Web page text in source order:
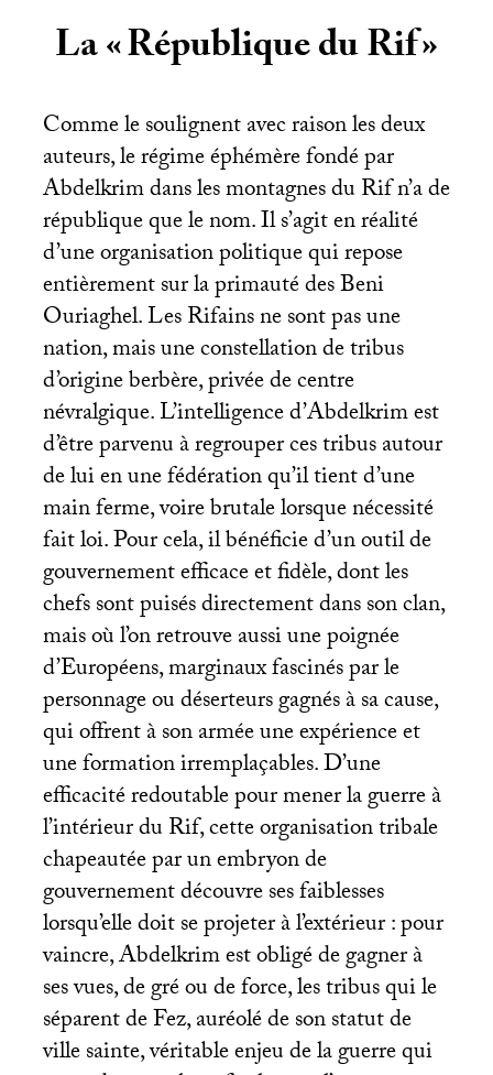
La «République du Rif»
Comme le soulignent avec raison les deux
auteurs, le régime éphémère fondé par
Abdelkrim dans les montagnes du Rif n’a de
république que le nom. Il s’agit en réalité
d’une organisation politique qui repose
entièrement sur la primauté des Beni
Ouriaghel. Les Rifains ne sont pas une
nation, mais une constellation de tribus
d’origine berbère, privée de centre
névralgique. L’intelligence d’Abdelkrim est
d’être parvenu à regrouper ces tribus autour
de lui en une fédération qu’il tient d’une
main ferme, voire brutale lorsque nécessité
fait loi. Pour cela, il bénéficie d’un outil de
gouvernement efficace et fidèle, dont les
chefs sont puisés directement dans son clan,
mais où l’on retrouve aussi une poignée
d’Européens, marginaux fascinés par le
personnage ou déserteurs gagnés à sa cause,
qui offrent à son armée une expérience et
une formation irremplaçables. D’une
efficacité redoutable pour mener la guerre à
l’intérieur du Rif, cette organisation tribale
chapeautée par un embryon de
gouvernement découvre ses faiblesses
lorsqu’elle doit se projeter à l’extérieur : pour
vaincre, Abdelkrim est obligé de gagner à
ses vues, de gré ou de force, les tribus qui le
séparent de Fez, auréolé de son statut de
ville sainte, véritable enjeu de la guerre qui